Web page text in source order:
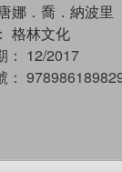
娜．喬．納波里
格林文化
12/2017